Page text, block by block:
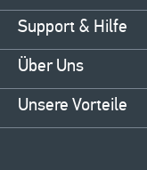
Support & Hilfe
Über Uns
Unsere Vorteile